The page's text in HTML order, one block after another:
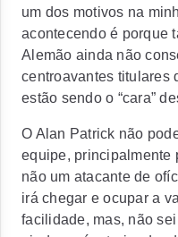
um dos motivos na
acontecendo é porque
Alemão ainda não
centroavantes titulares
estão sendo o “cara”
O Alan Patrick não
equipe, principalmente
não um atacante de
irá chegar e ocupar a
facilidade, mas, não